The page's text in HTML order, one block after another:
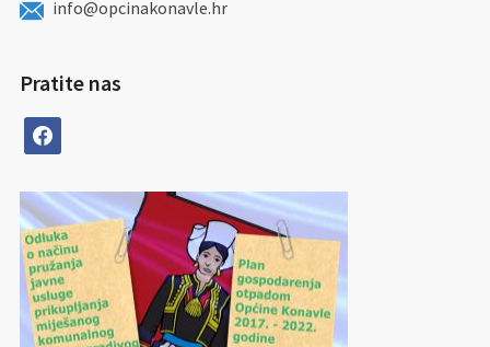
info@opcinakonavle.hr
Pratite nas
facebook